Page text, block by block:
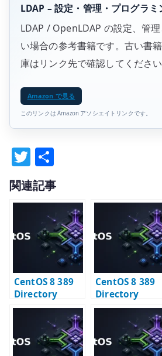
LDAP – 設定・管理・プログラミ
LDAP / OpenLDAP の設定、管
い場合の参考書籍です。古い書
庫はリンク先で確認してください
Amazon で見る
このリンクは Amazon アソシエイトリンクです。
T
w
it
te
r
有
関連記事
CentOS 8 389
Directory
Server – 旧セッ
トアップ方式を
CentOS 8 389
Directory
Server – 特定イ
ンスタンスを削